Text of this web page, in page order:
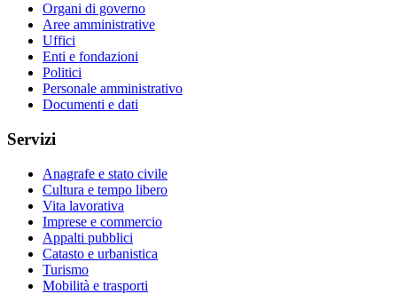
Organi di governo
Aree amministrative
Uffici
Enti e fondazioni
Politici
Personale amministrativo
Documenti e dati
Servizi
Anagrafe e stato civile
Cultura e tempo libero
Vita lavorativa
Imprese e commercio
Appalti pubblici
Catasto e urbanistica
Turismo
Mobilità e trasporti